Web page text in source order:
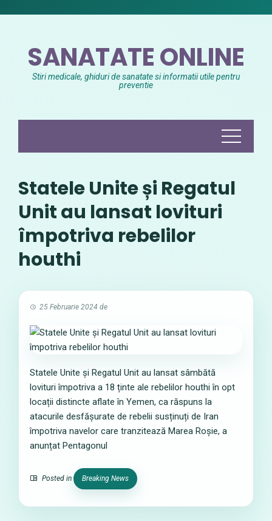
SANATATE ONLINE
Stiri medicale, ghiduri de sanatate si informatii utile pentru
preventie
Statele Unite și Regatul
Unit au lansat lovituri
împotriva rebelilor
houthi
25 Februarie 2024 de
Statele Unite și Regatul Unit au lansat sâmbătă
lovituri împotriva a 18 ținte ale rebelilor houthi în opt
locații distincte aflate în Yemen, ca răspuns la
atacurile desfășurate de rebelii susținuți de Iran
împotriva navelor care tranzitează Marea Roșie, a
anunțat Pentagonul
Posted in Breaking News